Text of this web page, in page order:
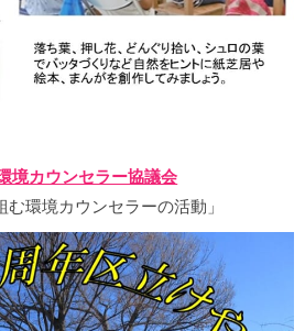
境カウンセラー協議会
む環境カウンセラーの活動」